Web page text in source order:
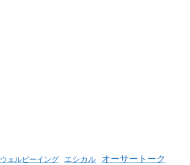
ウェルビーイング エシカル オーサートーク